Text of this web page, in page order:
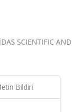
SCIENTIFIC
Bildiri